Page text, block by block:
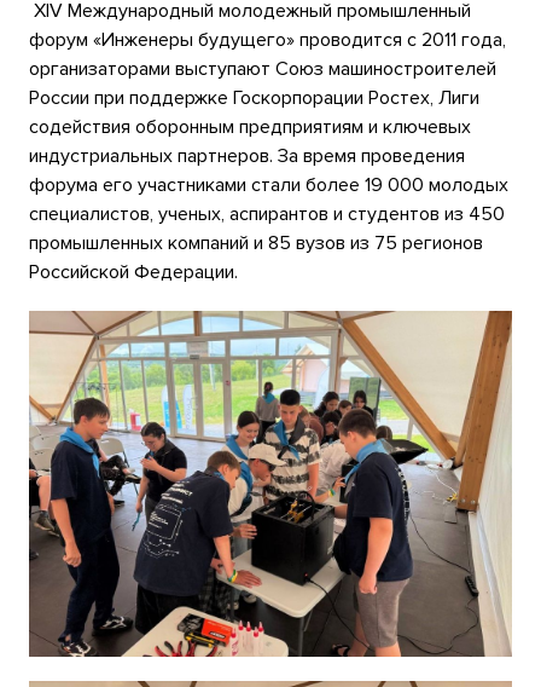
XIV Международный молодежный промышленный
форум «Инженеры будущего» проводится с 2011 года,
организаторами выступают Союз машиностроителей
России при поддержке Госкорпорации Ростех, Лиги
содействия оборонным предприятиям и ключевых
индустриальных партнеров. За время проведения
форума его участниками стали более 19 000 молодых
специалистов, ученых, аспирантов и студентов из 450
промышленных компаний и 85 вузов из 75 регионов
Российской Федерации.